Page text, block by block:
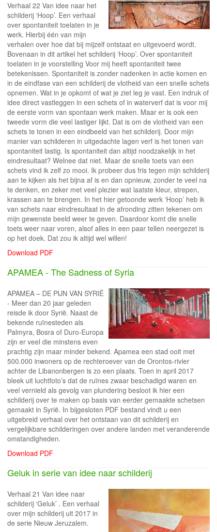
Verhaal 22 Van idee naar het
schilderij ‘Hoop’. Een verhaal
over spontaniteit toelaten in je
werk. Hierbij één van mijn
verhalen over hoe dat bij mijzelf ontstaat en uitgevoerd wordt.
Bovenaan in dit artikel het schilderij ‘Hoop’. Over spontaniteit
toelaten in je voorstelling Voor mij heeft spontaniteit twee
betekenissen. Spontaniteit is zonder nadenken in actie komen en
in de eindfase van een schilderij de vlotheid van een snelle schets
opnemen. Wat in je opkomt of wat je ziet leg je vast. Een indruk of
idee direct vastleggen in een schets of in waterverf dat is voor mij
de eerste vorm van spontaan werk maken. Maar er is ook een
tweede vorm die veel lastiger lijkt. Dat is om de vlotheid van een
schets te tonen in een eindbeeld van het schilderij. Door mijn
manier van schilderen in uitgedachte lagen verf is het tonen van
spontaniteit lastig. Is spontaniteit dan altijd noodzakelijk in het
eindresultaat? Welnee dat niet. Maar de snelle toets van een
schets vind ik zelf zo mooi. Ik probeer dus fris tegen mijn schilderij
aan te kijken als het bijna af is en dan opnieuw, zonder te veel na
te denken, en zeker met veel plezier wat laatste kleur, strepen,
krassen aan te brengen. In het hier getoonde werk ‘Hoop’ heb ik
van schets naar eindresultaat in de afronding zitten tekenen om
mijn gewenste beeld weer te geven. Daardoor komt die snelle
toets weer naar voren, alsof alles in een paar tellen neergezet is
op het doek. Dat zou ik altijd wel willen!
Download PDF
APAMEA - The Sadness of Syria
APAMEA – DE PIJN VAN SYRIË
- Meer dan 20 jaar geleden
reisde ik door Syrië. Naast de
bekende ruïnesteden als
Palmyra, Bosra of Duro-Europa
zijn er veel die minstens even
prachtig zijn maar minder bekend. Apamea een stad ooit met
500.000 inwoners op de rechteroever van de Orontos-rivier
achter de Libanonbergen is zo een plaats. Toen in april 2017
bleek uit luchtfoto’s dat de ruïnes zwaar beschadigd waren en
veel vernield als gevolg van plundering besloot ik hier een
schilderij over te maken op basis van eerder gemaakte schetsen
gemaakt in Syrië. In bijgesloten PDF bestand vindt u een
uitgebreid verhaal over het ontstaan van dit schilderij en
vergelijkbare schilderingen over andere landen met veranderende
omstandigheden.
Download PDF
Geluk in serie van idee naar schilderij
Verhaal 21 Van idee naar
schilderij ‘Geluk’ . Een verhaal
over mijn schilderij uit 2017 in
de serie Nieuw Jeruzalem.